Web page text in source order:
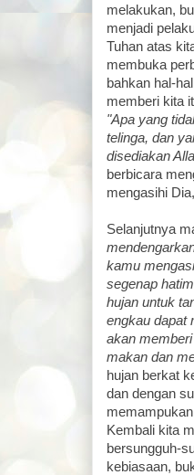
melakukan,
menjadi
Tuhan atas
membuka
bahkan hal-
memberi kita
"Apa yang
telinga, dan
disediakan
berbicara
mengasihi
Selanjutnya
kamu
segenap
hujan untuk
engkau dapat
akan
makan dan
hujan berkat
dan dengan
Kembali kita
bersungguh-
kebiasaan,